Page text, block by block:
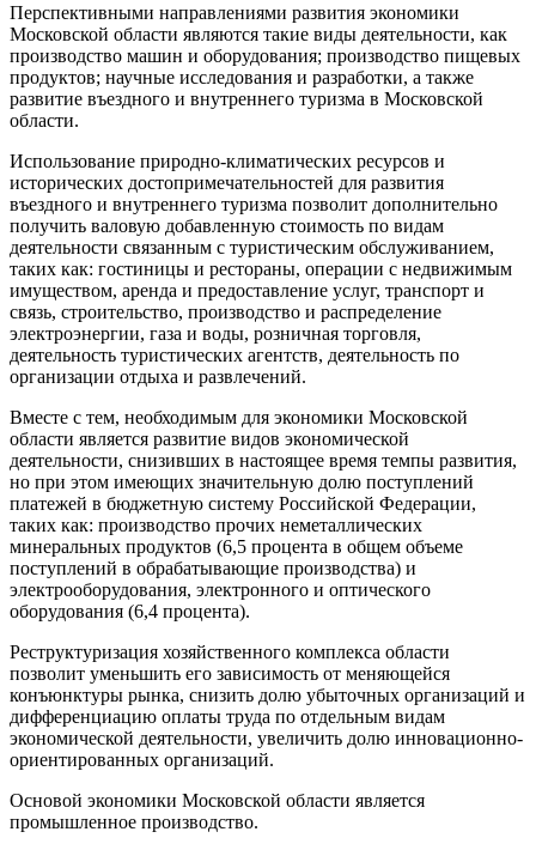
Перспективными направлениями развития экономики
Московской области являются такие виды деятельности, как
производство машин и оборудования; производство пищевых
продуктов; научные исследования и разработки, а также
развитие въездного и внутреннего туризма в Московской
области.
Использование природно-климатических ресурсов и
исторических достопримечательностей для развития
въездного и внутреннего туризма позволит дополнительно
получить валовую добавленную стоимость по видам
деятельности связанным с туристическим обслуживанием,
таких как: гостиницы и рестораны, операции с недвижимым
имуществом, аренда и предоставление услуг, транспорт и
связь, строительство, производство и распределение
электроэнергии, газа и воды, розничная торговля,
деятельность туристических агентств, деятельность по
организации отдыха и развлечений.
Вместе с тем, необходимым для экономики Московской
области является развитие видов экономической
деятельности, снизивших в настоящее время темпы развития,
но при этом имеющих значительную долю поступлений
платежей в бюджетную систему Российской Федерации,
таких как: производство прочих неметаллических
минеральных продуктов (6,5 процента в общем объеме
поступлений в обрабатывающие производства) и
электрооборудования, электронного и оптического
оборудования (6,4 процента).
Реструктуризация хозяйственного комплекса области
позволит уменьшить его зависимость от меняющейся
конъюнктуры рынка, снизить долю убыточных организаций и
дифференциацию оплаты труда по отдельным видам
экономической деятельности, увеличить долю инновационно-
ориентированных организаций.
Основой экономики Московской области является
промышленное производство.